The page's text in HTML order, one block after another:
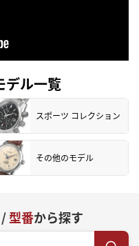
デル一覧
スポーツ コレクション
その他のモデル
型番から探す